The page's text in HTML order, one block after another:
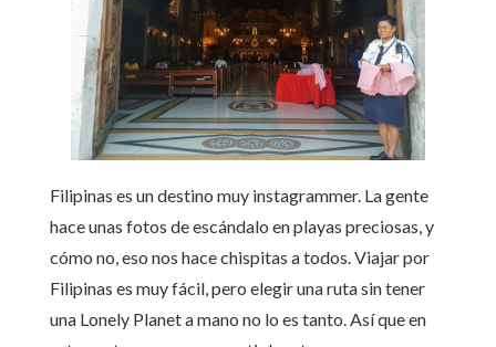
Filipinas es un destino muy instagrammer. La gente
hace unas fotos de escándalo en playas preciosas, y
cómo no, eso nos hace chispitas a todos. Viajar por
Filipinas es muy fácil, pero elegir una ruta sin tener
una Lonely Planet a mano no lo es tanto. Así que en